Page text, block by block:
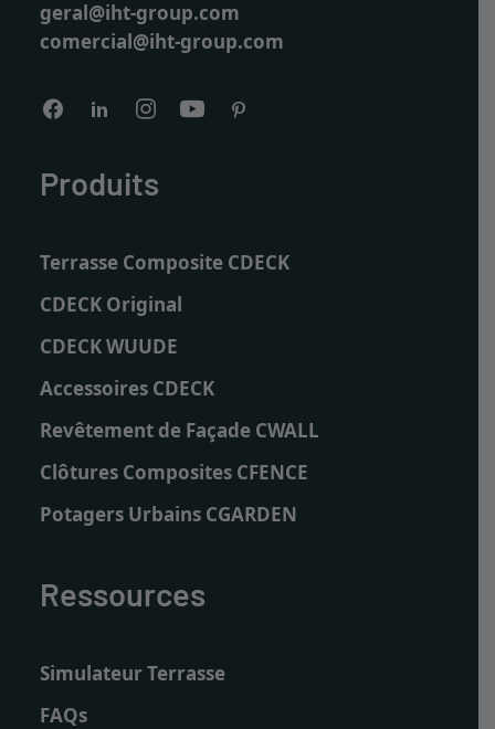
945w"
srcset="data:image/
geral@iht-group.com
comercial@iht-group.com
Produits
Terrasse Composite CDECK
CDECK Original
CDECK WUUDE
Accessoires CDECK
Revêtement de Façade CWALL
Clôtures Composites CFENCE
Potagers Urbains CGARDEN
Ressources
Simulateur Terrasse
FAQs